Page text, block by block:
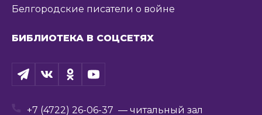
Белгородские писатели о войне
БИБЛИОТЕКА В СОЦСЕТЯХ
+7 (4722) 26-06-37 — читальный зал